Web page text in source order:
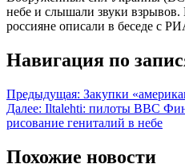
небе и слышали звуки взрывов.
россияне описали в беседе с
Навигация по
Предыдущая: Закупки
Далее: Iltalehti: пилоты ВВС
рисование гениталий в небе
Похожие новости